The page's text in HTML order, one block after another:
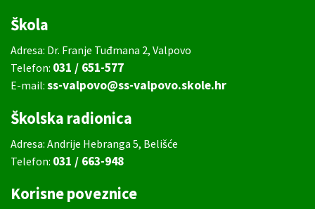
Škola
Adresa: Dr. Franje Tuđmana 2, Valpovo
Telefon: 031 / 651-577
E-mail: ss-valpovo@ss-valpovo.skole.hr
Školska radionica
Adresa: Andrije Hebranga 5, Belišće
Telefon: 031 / 663-948
Korisne poveznice